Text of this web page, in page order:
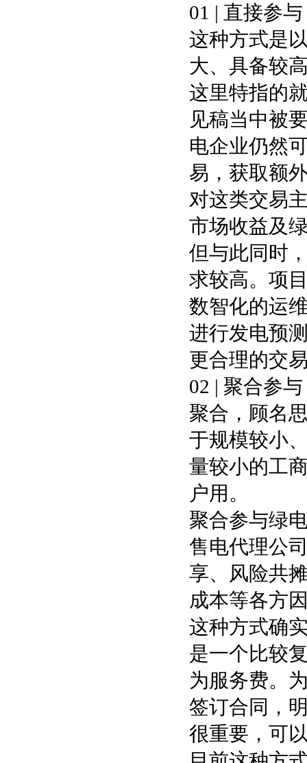
01 | 直接参与
这种方式是
大、具备较
这里特指的
见稿当中被
电企业仍然
易，获取额
对这类交易
市场收益及
但与此同时
求较高。项
数智化的运
进行发电预
更合理的交
02 | 聚合参与
聚合，顾名
于规模较小
量较小的工
户用。
聚合参与绿
售电代理公
享、风险共
成本等各方
这种方式确
是一个比较
为服务费。
签订合同，
很重要，可